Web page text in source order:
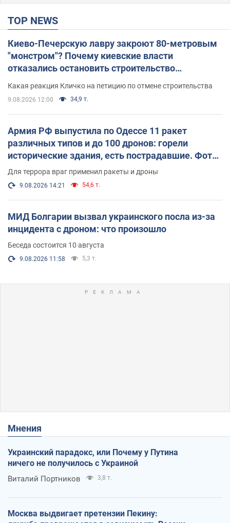
TOP NEWS
Киево-Печерскую лавру закроют 80-метровым
"монстром"? Почему киевские власти
отказались остановить строительство
Какая реакция Кличко на петицию по отмене строительства
9.08.2026 12:00 34,9 т.
Армия РФ выпустила по Одессе 11 ракет
различных типов и до 100 дронов: горели
исторические здания, есть пострадавшие. Фото
и видео
Для террора враг применил ракеты и дроны
9.08.2026 14:21 54,6 т.
МИД Болгарии вызвал украинского посла из-за
инцидента с дроном: что произошло
Беседа состоится 10 августа
9.08.2026 11:58 5,3 т.
Мнения
Украинский парадокс, или Почему у Путина
ничего не получилось с Украиной
Виталий Портников 3,8 т.
Москва выдвигает претензии Пекину: